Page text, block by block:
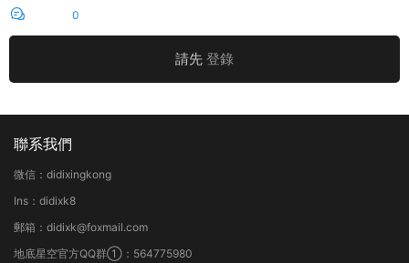
0
請先 登錄
聯系我們
微信：didixingkong
Ins：didixk8
郵箱：didixk@foxmail.com
地底星空官方QQ群①：564775980